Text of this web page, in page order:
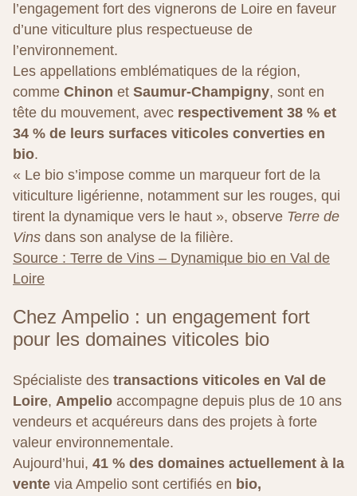
l’engagement fort des vignerons de Loire en faveur
d’une viticulture plus respectueuse de
l’environnement.
Les appellations emblématiques de la région,
comme Chinon et Saumur-Champigny, sont en
tête du mouvement, avec respectivement 38 % et
34 % de leurs surfaces viticoles converties en
bio.
« Le bio s’impose comme un marqueur fort de la
viticulture ligérienne, notamment sur les rouges, qui
tirent la dynamique vers le haut », observe Terre de
Vins dans son analyse de la filière.
Source : Terre de Vins – Dynamique bio en Val de
Loire
Chez Ampelio : un engagement fort
pour les domaines viticoles bio
Spécialiste des transactions viticoles en Val de
Loire, Ampelio accompagne depuis plus de 10 ans
vendeurs et acquéreurs dans des projets à forte
valeur environnementale.
Aujourd’hui, 41 % des domaines actuellement à la
vente via Ampelio sont certifiés en bio,